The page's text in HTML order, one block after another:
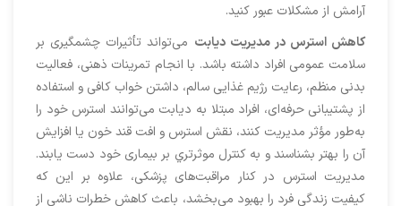
آرامش از مشکلات عبور کنید.
کاهش استرس در مدیریت دیابت می‌تواند تأثیرات چشمگیری بر
سلامت عمومی افراد داشته باشد. با انجام تمرینات ذهنی، فعالیت
بدنی منظم، رعایت رژیم غذایی سالم، داشتن خواب کافی و استفاده
از پشتیبانی حرفه‌ای، افراد مبتلا به دیابت می‌توانند استرس خود را
به‌طور مؤثر مدیریت کنند، نقش استرس و افت قند خون يا افزايش
آن را بهتر بشناسند و به کنترل موثرتري بر بیماری خود دست یابند.
مدیریت استرس در کنار مراقبت‌های پزشکی، علاوه بر این که
کیفیت زندگی فرد را بهبود می‌بخشد، باعث کاهش خطرات ناشی از